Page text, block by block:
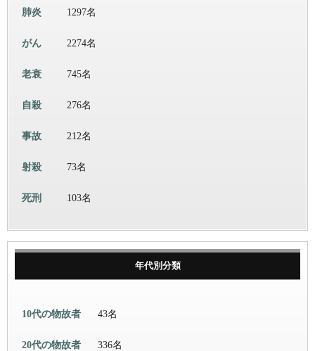
肺炎 1297名
がん 2274名
老衰 745名
自殺 276名
事故 212名
射殺 73名
死刑 103名
年代別分類
10代の物故者 43名
20代の物故者 336名